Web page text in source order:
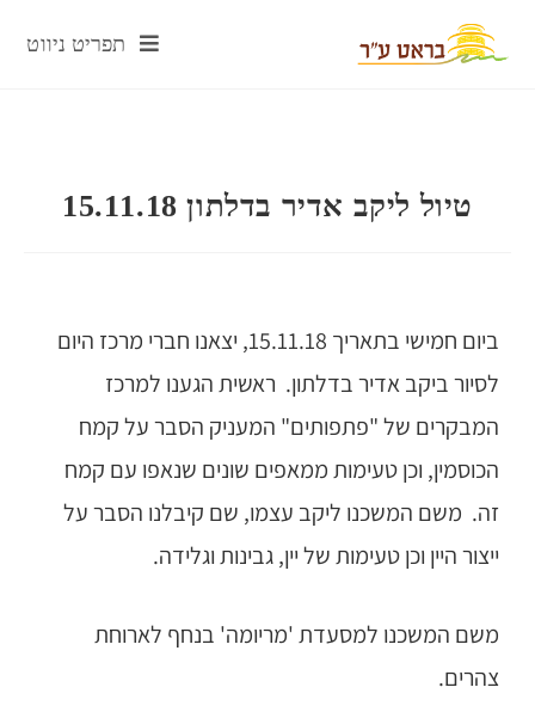
תפריט ניווט
טיול ליקב אדיר בדלתון 15.11.18
ביום חמישי בתאריך 15.11.18, יצאנו חברי מרכז היום
לסיור ביקב אדיר בדלתון. ראשית הגענו למרכז
המבקרים של "פתפותים" המעניק הסבר על קמח
הכוסמין, וכן טעימות ממאפים שונים שנאפו עם קמח
זה. משם המשכנו ליקב עצמו, שם קיבלנו הסבר על
ייצור היין וכן טעימות של יין, גבינות וגלידה.
משם המשכנו למסעדת 'מריומה' בנחף לארוחת
צהרים.